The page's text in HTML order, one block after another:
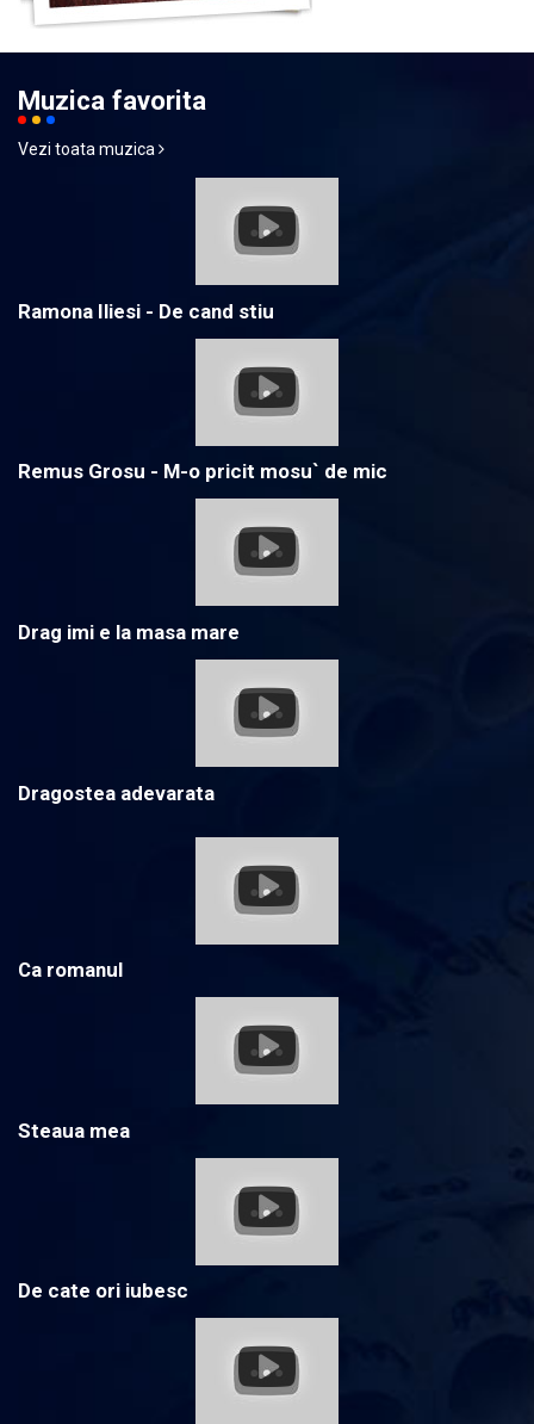
Muzica favorita
Vezi toata muzica
Ramona Iliesi - De cand stiu
Remus Grosu - M-o pricit mosu` de mic
Drag imi e la masa mare
Dragostea adevarata
Ca romanul
Steaua mea
De cate ori iubesc